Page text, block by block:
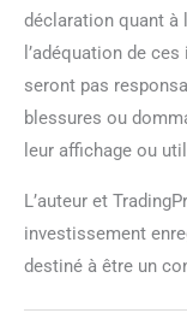
déclaration quant à
l’adéquation de
seront pas
blessures ou
leur affichage ou
L’auteur et
investissement
destiné à être un